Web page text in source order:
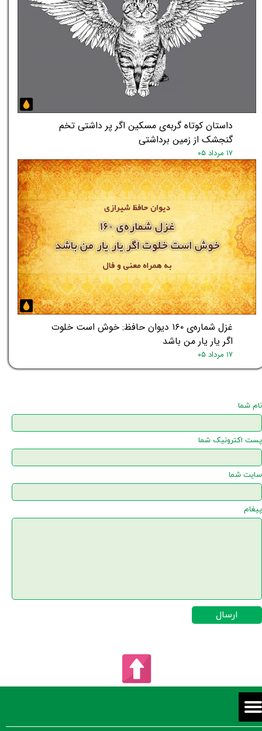
داستان کوتاه گربه‌ی مسکین اگر پر داشتی تخم
گنجشک از زمین برداشتی
۱۷ مرداد ۰۵
غزل شماره‌ی ۱۶۰ دیوان حافظ: خوش است خلوت
اگر یار یار من باشد
۱۷ مرداد ۰۵
نام شما
پست اکترونیک شما
سایت شما
پیغام
ارسال